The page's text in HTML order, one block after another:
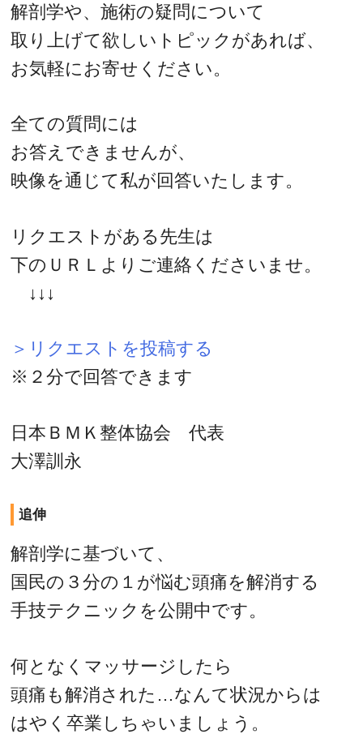
解剖学や、施術の疑問について
取り上げて欲しいトピックがあれば、
お気軽にお寄せください。
全ての質問には
お答えできませんが、
映像を通じて私が回答いたします。
リクエストがある先生は
下のＵＲＬよりご連絡くださいませ。
↓↓↓
＞リクエストを投稿する
※２分で回答できます
日本ＢＭＫ整体協会 代表
大澤訓永
追伸
解剖学に基づいて、
国民の３分の１が悩む頭痛を解消する
手技テクニックを公開中です。
何となくマッサージしたら
頭痛も解消された…なんて状況からは
はやく卒業しちゃいましょう。